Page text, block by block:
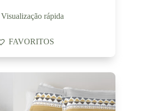
Visualização rápida
FAVORITOS